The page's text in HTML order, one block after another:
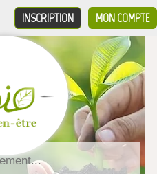
MON COMPTE
INSCRIPTION